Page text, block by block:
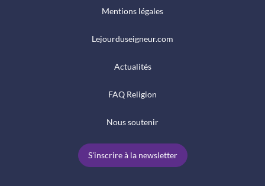
Mentions légales
Lejourduseigneur.com
Actualités
FAQ Religion
Nous soutenir
S'inscrire à la newsletter